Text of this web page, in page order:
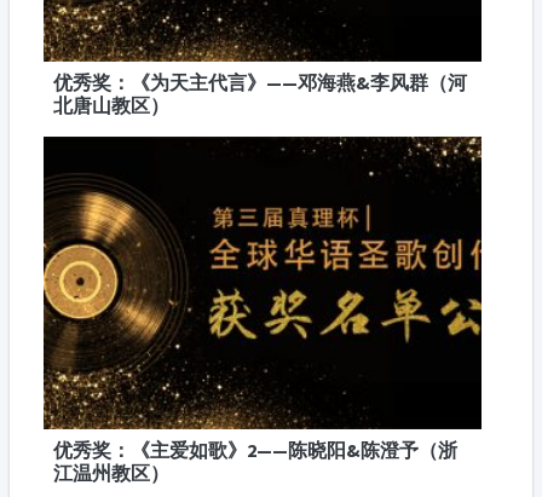
优秀奖：《为天主代言》——邓海燕&李风群（河
北唐山教区）
优秀奖：《主爱如歌》2——陈晓阳&陈澄予（浙
江温州教区）